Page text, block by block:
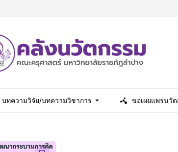
บทความวิจัย/บทความวิชาการ ขอเผยแพร่นวั